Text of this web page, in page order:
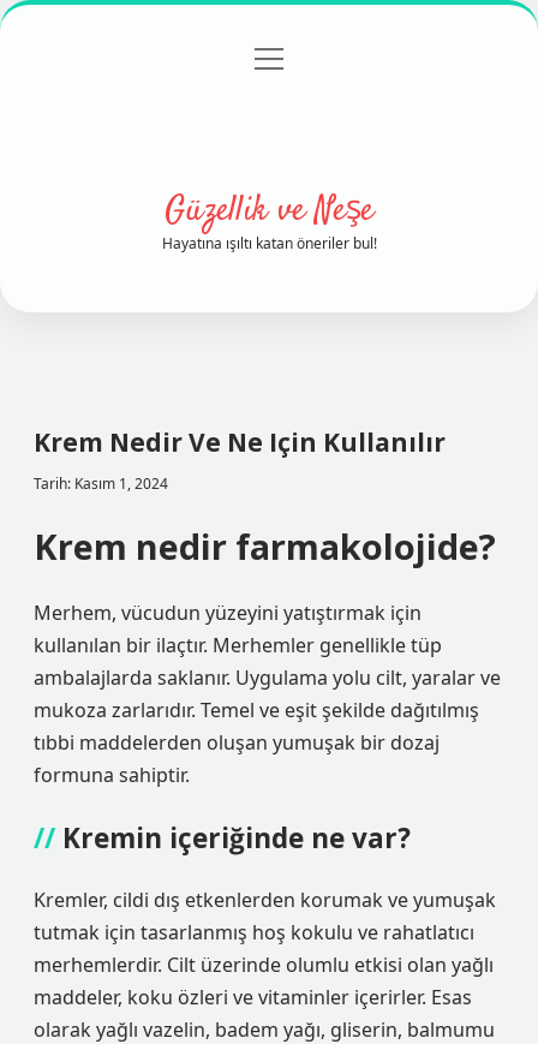
Gizlilik Politikası
menüyü
Güzellik ve Neşe
Hayatına ışıltı katan öneriler bul!
Krem Nedir Ve Ne Için Kullanılır
Tarih: Kasım 1, 2024
Krem nedir farmakolojide?
Merhem, vücudun yüzeyini yatıştırmak için
kullanılan bir ilaçtır. Merhemler genellikle tüp
ambalajlarda saklanır. Uygulama yolu cilt, yaralar ve
mukoza zarlarıdır. Temel ve eşit şekilde dağıtılmış
tıbbi maddelerden oluşan yumuşak bir dozaj
formuna sahiptir.
Kremin içeriğinde ne var?
Kremler, cildi dış etkenlerden korumak ve yumuşak
tutmak için tasarlanmış hoş kokulu ve rahatlatıcı
merhemlerdir. Cilt üzerinde olumlu etkisi olan yağlı
maddeler, koku özleri ve vitaminler içerirler. Esas
olarak yağlı vazelin, badem yağı, gliserin, balmumu